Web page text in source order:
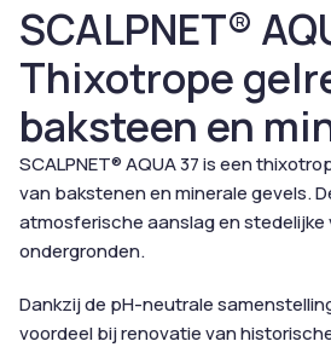
SCALPNET®
Thixotrope
baksteen en
SCALPNET® AQUA 37 is een
van bakstenen en minerale gevels.
atmosferische aanslag en
ondergronden.
Dankzij de pH-neutrale
voordeel bij renovatie van